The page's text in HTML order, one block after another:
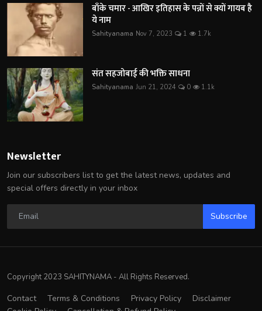
बाँके चमार - आखिर इतिहास के पन्नों से क्यों गायब है
ये नाम
Sahityanama Nov 7, 2023 1 1.7k
संत सहजोबाई की भक्ति साधना
Sahityanama Jun 21, 2024 0 1.1k
Newsletter
Join our subscribers list to get the latest news, updates and
special offers directly in your inbox
Subscribe
Copyright 2023 SAHITYNAMA - All Rights Reserved.
Contact Terms & Conditions Privacy Policy
Disclaimer